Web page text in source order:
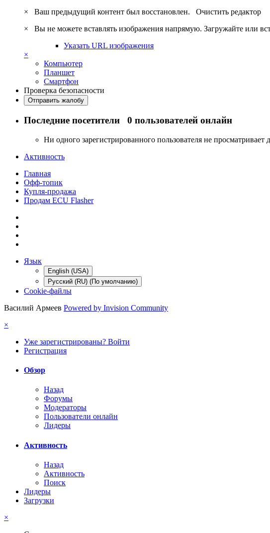
×
Ваш предыдущий контент был восстановлен. Очистить редактор
×
Вы не можете вставлять изображения напрямую. Загружайте или
Указать URL изображения
×
Компьютер
Планшет
Смартфон
Проверка безопасности
Отправить жалобу
Последние посетители 0 пользователей онлайн
Ни одного зарегистрированного пользователя не
Активность
Главная
Офф-топик
Купля-продажа
Продам ECU Flasher
Язык
English (USA)
Русский (RU) (По умолчанию)
Cookie-файлы
Василий Армеев Powered by Invision Community
×
Уже зарегистрированы? Войти
Регистрация
Обзор
Назад
Форумы
Модераторы
Пользователи онлайн
Лидеры
Активность
Назад
Активность
Поиск
Лидеры
Загрузки
×